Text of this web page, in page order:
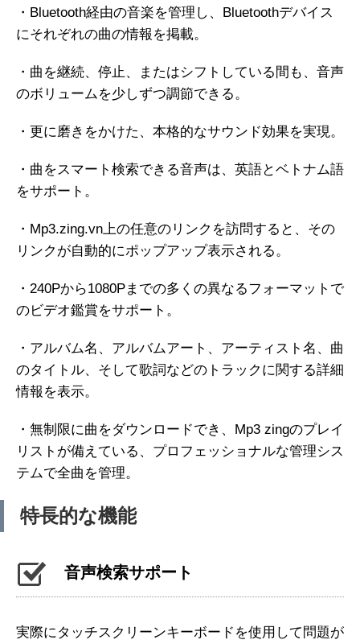
・Bluetooth経由の音楽を管理し、Bluetoothデバイス
にそれぞれの曲の情報を掲載。
・曲を継続、停止、またはシフトしている間も、音声
のボリュームを少しずつ調節できる。
・更に磨きをかけた、本格的なサウンド効果を実現。
・曲をスマート検索できる音声は、英語とベトナム語
をサポート。
・Mp3.zing.vn上の任意のリンクを訪問すると、その
リンクが自動的にポップアップ表示される。
・240Pから1080Pまでの多くの異なるフォーマットで
のビデオ鑑賞をサポート。
・アルバム名、アルバムアート、アーティスト名、曲
のタイトル、そして歌詞などのトラックに関する詳細
情報を表示。
・無制限に曲をダウンロードでき、Mp3 zingのプレイ
リストが備えている、プロフェッショナルな管理シス
テムで全曲を管理。
特長的な機能
音声検索サポート
実際にタッチスクリーンキーボードを使用して問題が